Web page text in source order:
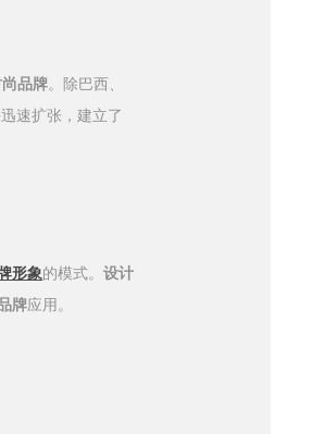
尚品牌。除巴西、
速扩张，建立了
形象的模式。设计
牌应用。